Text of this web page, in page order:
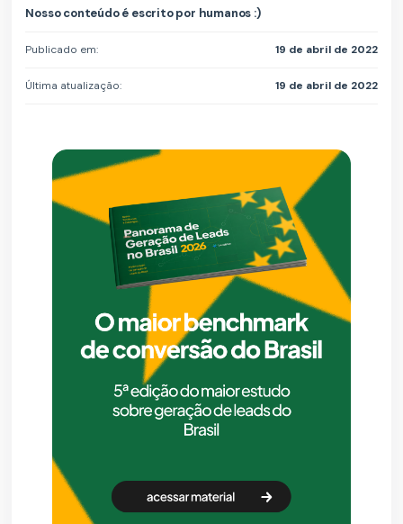
Nosso conteúdo é escrito por humanos :)
Publicado em: 19 de abril de 2022
Última atualização: 19 de abril de 2022